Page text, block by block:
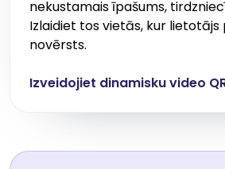
nekustamais īpašums,
Izlaidiet tos vietās, kur
novērsts.
Izveidojiet dinamisku video